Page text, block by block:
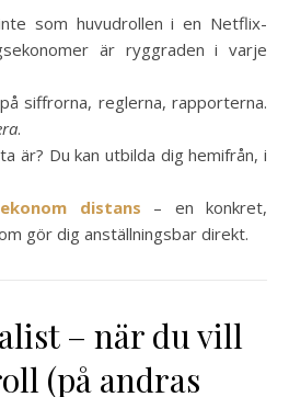
som huvudrollen i en Netflix-
är ryggraden i varje
siffrorna, reglerna, rapporterna.
.
är? Du kan utbilda dig hemifrån, i
distans – en konkret,
gör dig anställningsbar direkt.
– när du vill
(på andras